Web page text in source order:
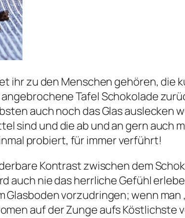
ihr zu den Menschen gehören, die
Tafel Schokolade
auch noch das Glas auslecken
sind und die ab und an gern auch
probiert, für immer verführt!
Kontrast zwischen dem
auch nie das herrliche Gefühl
vorzudringen; wenn man
auf der Zunge aufs Köstlichste